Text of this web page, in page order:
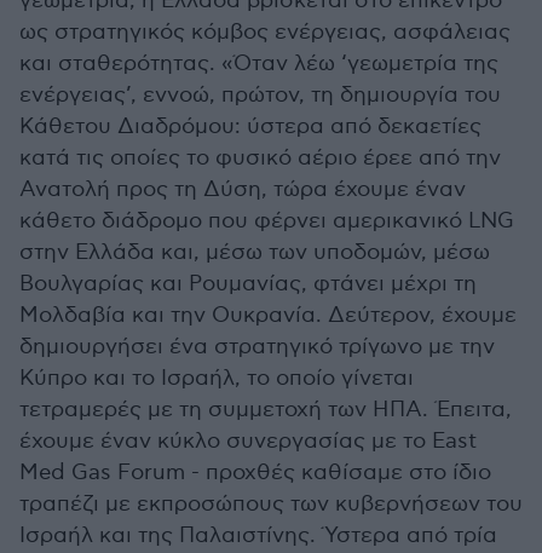
ως στρατηγικός κόμβος ενέργειας, ασφάλειας
και σταθερότητας. «Όταν λέω ‘γεωμετρία της
ενέργειας’, εννοώ, πρώτον, τη δημιουργία του
Κάθετου Διαδρόμου: ύστερα από δεκαετίες
κατά τις οποίες το φυσικό αέριο έρεε από την
Ανατολή προς τη Δύση, τώρα έχουμε έναν
κάθετο διάδρομο που φέρνει αμερικανικό LNG
στην Ελλάδα και, μέσω των υποδομών, μέσω
Βουλγαρίας και Ρουμανίας, φτάνει μέχρι τη
Μολδαβία και την Ουκρανία. Δεύτερον, έχουμε
δημιουργήσει ένα στρατηγικό τρίγωνο με την
Κύπρο και το Ισραήλ, το οποίο γίνεται
τετραμερές με τη συμμετοχή των ΗΠΑ. Έπειτα,
έχουμε έναν κύκλο συνεργασίας με το East
Med Gas Forum - προχθές καθίσαμε στο ίδιο
τραπέζι με εκπροσώπους των κυβερνήσεων του
Ισραήλ και της Παλαιστίνης. Ύστερα από τρία